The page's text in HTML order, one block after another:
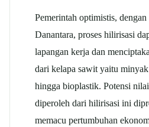
Pemerintah optimistis,
Danantara, proses hilirisasi
lapangan kerja dan
dari kelapa sawit yaitu
hingga bioplastik. Potensi
diperoleh dari hilirisasi ini
memacu pertumbuhan